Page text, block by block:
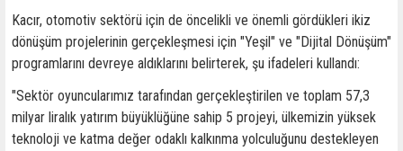
Kacır, otomotiv sektörü için de öncelikli ve önemli gördükleri ikiz
dönüşüm projelerinin gerçekleşmesi için "Yeşil" ve "Dijital Dönüşüm"
programlarını devreye aldıklarını belirterek, şu ifadeleri kullandı:
"Sektör oyuncularımız tarafından gerçekleştirilen ve toplam 57,3
milyar liralık yatırım büyüklüğüne sahip 5 projeyi, ülkemizin yüksek
teknoloji ve katma değer odaklı kalkınma yolculuğunu destekleyen